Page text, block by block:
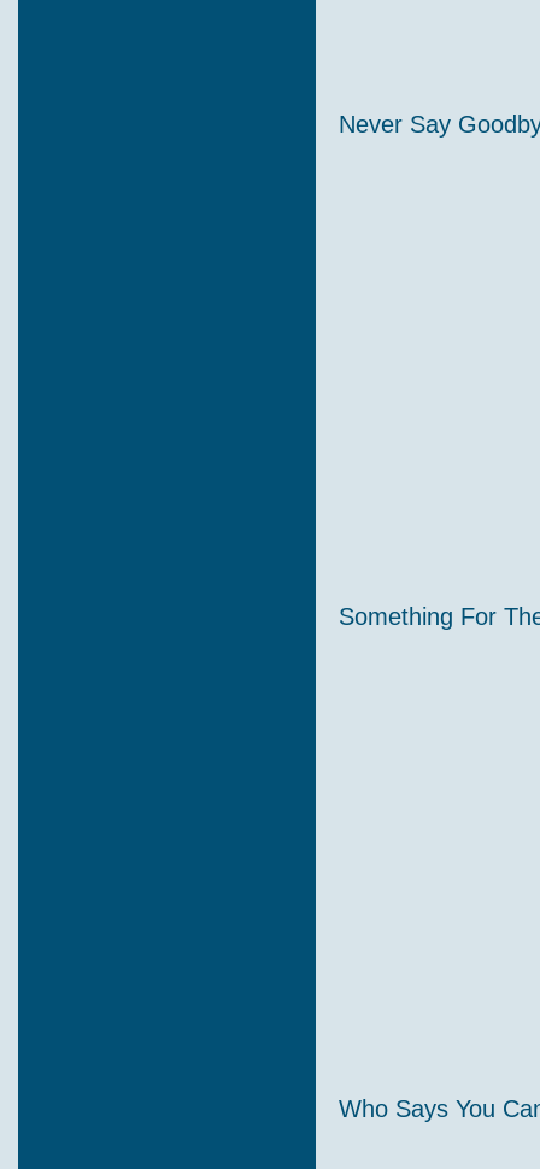
Never Say
Something For
Who Says You